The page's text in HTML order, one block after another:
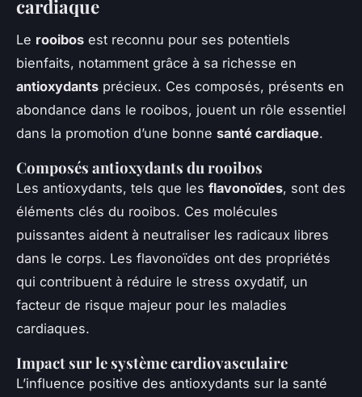
cardiaque
Le rooibos est reconnu pour ses potentiels
bienfaits, notamment grâce à sa richesse en
antioxydants précieux. Ces composés, présents en
abondance dans le rooibos, jouent un rôle essentiel
dans la promotion d’une bonne santé cardiaque.
Composés antioxydants du rooibos
Les antioxydants, tels que les flavonoïdes, sont des
éléments clés du rooibos. Ces molécules
puissantes aident à neutraliser les radicaux libres
dans le corps. Les flavonoïdes ont des propriétés
qui contribuent à réduire le stress oxydatif, un
facteur de risque majeur pour les maladies
cardiaques.
Impact sur le système cardiovasculaire
L’influence positive des antioxydants sur la santé